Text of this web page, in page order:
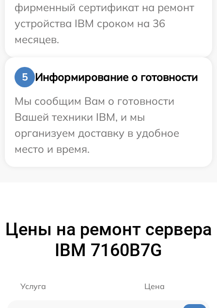
фирменный сертификат на ремонт
устройства IBM сроком на 36
месяцев.
5
Информирование о готовности
Мы сообщим Вам о готовности
Вашей техники IBM, и мы
организуем доставку в удобное
место и время.
Цены на ремонт сервера
IBM 7160B7G
Услуга Цена